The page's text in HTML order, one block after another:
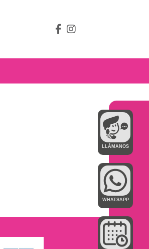
LLÁMANOS
WHATSAPP